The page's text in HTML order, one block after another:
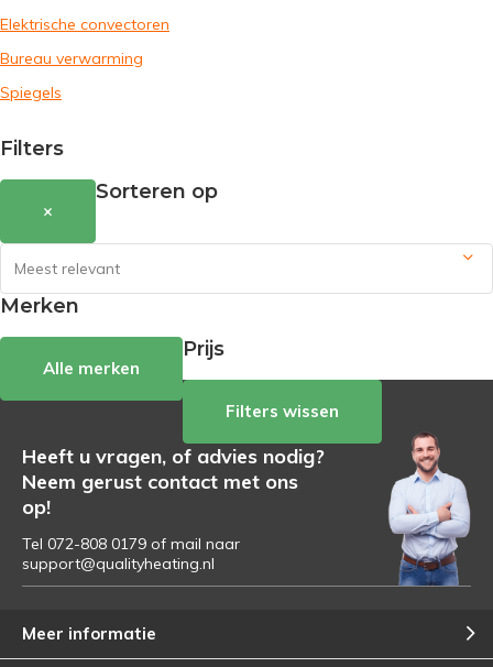
Elektrische convectoren
Bureau verwarming
Spiegels
Filters
×
Sorteren op
Merken
Alle merken
Prijs
Filters wissen
Heeft u vragen, of advies nodig?
Neem gerust contact met ons
op!
Tel 072-808 0179 of mail naar
support@qualityheating.nl
Meer informatie